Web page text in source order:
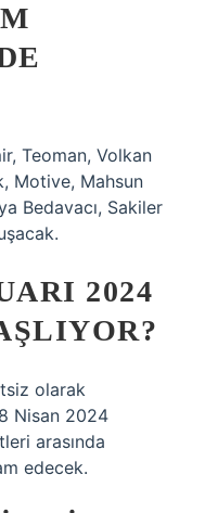
Teoman, Volkan
Motive, Mahsun
Bedavacı, Sakiler
2024
olarak
Nisan 2024
arasında
edecek.